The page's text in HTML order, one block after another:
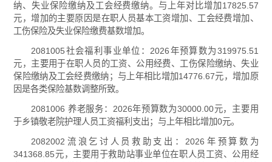
纳、失业保险缴纳及工会经费缴纳。与上年对比增加17825.57
元，增加的主要原因是在职人员基本工资增加、工会经费增加、
工伤保险及失业保险缴费基数增加。
2081005社会福利事业单位：2026年预算数为319975.51
元，主要用于在职人员的工资、公用经费、工伤保险缴纳、失业
保险缴纳及工会经费缴纳；与上年相比增加14776.67元，增加原
因是各类保险基数调整所致。
2081006 养老服务：2026年预算数为30000.00元，主要用
于乡镇敬老院护理人员工资福利支出；与上年相比增加0元。
2082002流浪乞讨人员救助支出：2026年预算数为
341368.85元，主要用于救助站事业单位在职人员工资、公用经